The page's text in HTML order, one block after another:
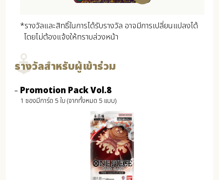
*รางวัลและสิทธิ์ในการได้รับรางวัล อาจมีการเปลี่ยนแปลงได้
โดยไม่ต้องแจ้งให้ทราบล่วงหน้า
รางวัลสำหรับผู้เข้าร่วม
Promotion Pack Vol.8
1 ซองมีการ์ด 5 ใบ (จากทั้งหมด 5 แบบ)